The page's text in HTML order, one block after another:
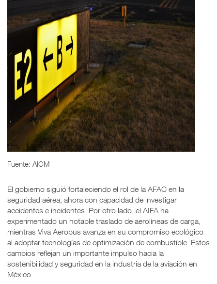
Fuente: AICM
El gobierno siguió fortaleciendo el rol de la AFAC en la
seguridad aérea, ahora con capacidad de investigar
accidentes e incidentes. Por otro lado, el AIFA ha
experimentado un notable traslado de aerolíneas de carga,
mientras Viva Aerobus avanza en su compromiso ecológico
al adoptar tecnologías de optimización de combustible. Estos
cambios reflejan un importante impulso hacia la
sostenibilidad y seguridad en la industria de la aviación en
México.